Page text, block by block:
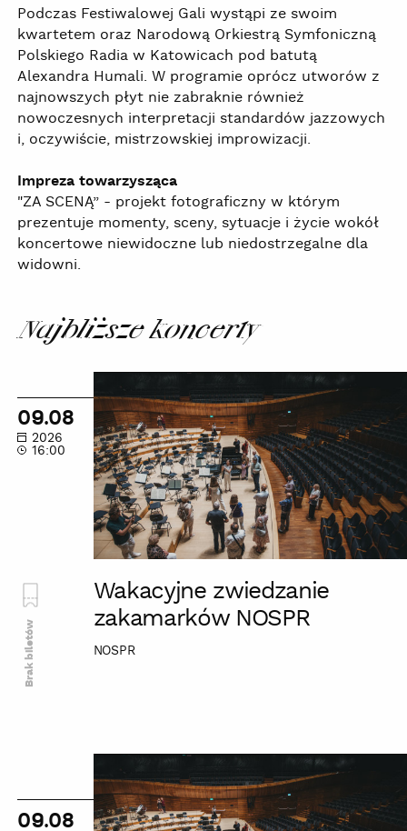
Podczas Festiwalowej Gali wystąpi ze swoim
kwartetem oraz Narodową Orkiestrą Symfoniczną
Polskiego Radia w Katowicach pod batutą
Alexandra Humali. W programie oprócz utworów z
najnowszych płyt nie zabraknie również
nowoczesnych interpretacji standardów jazzowych
i, oczywiście, mistrzowskiej improwizacji.
Impreza towarzysząca
"ZA SCENĄ” - projekt fotograficzny w którym
prezentuje momenty, sceny, sytuacje i życie wokół
koncertowe niewidoczne lub niedostrzegalne dla
widowni.
Najbliższe koncerty
zwiedzanie
zakamarków
NOSPR
09.08
2026
16:00
Wakacyjne zwiedzanie
zakamarków NOSPR
NOSPR
Brak biletów
zwiedzanie
zakamarków
09.08